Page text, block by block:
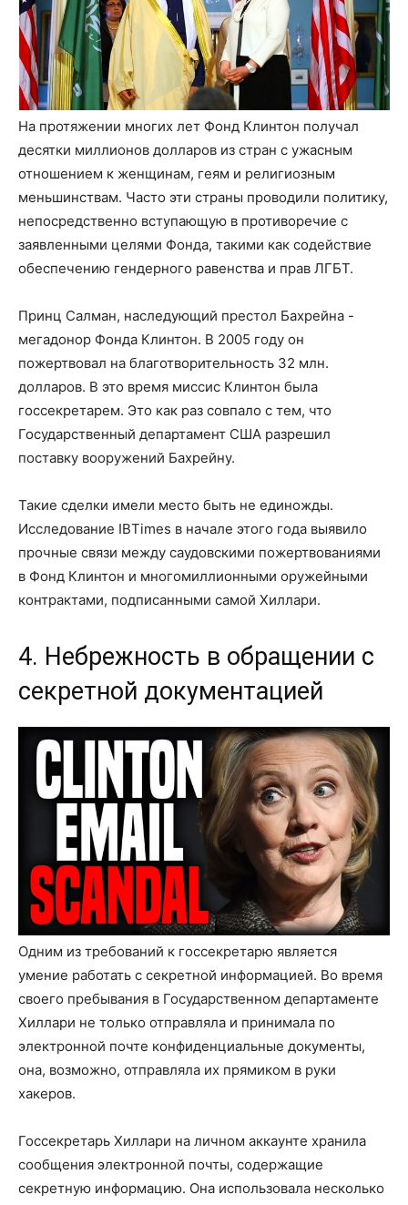
На протяжении многих лет Фонд Клинтон получал
десятки миллионов долларов из стран с ужасным
отношением к женщинам, геям и религиозным
меньшинствам. Часто эти страны проводили политику,
непосредственно вступающую в противоречие с
заявленными целями Фонда, такими как содействие
обеспечению гендерного равенства и прав ЛГБТ.
Принц Салман, наследующий престол Бахрейна -
мегадонор Фонда Клинтон. В 2005 году он
пожертвовал на благотворительность 32 млн.
долларов. В это время миссис Клинтон была
госсекретарем. Это как раз совпало с тем, что
Государственный департамент США разрешил
поставку вооружений Бахрейну.
Такие сделки имели место быть не единожды.
Исследование IBTimes в начале этого года выявило
прочные связи между саудовскими пожертвованиями
в Фонд Клинтон и многомиллионными оружейными
контрактами, подписанными самой Хиллари.
4. Небрежность в обращении с
секретной документацией
Одним из требований к госсекретарю является
умение работать с секретной информацией. Во время
своего пребывания в Государственном департаменте
Хиллари не только отправляла и принимала по
электронной почте конфиденциальные документы,
она, возможно, отправляла их прямиком в руки
хакеров.
Госсекретарь Хиллари на личном аккаунте хранила
сообщения электронной почты, содержащие
секретную информацию. Она использовала несколько